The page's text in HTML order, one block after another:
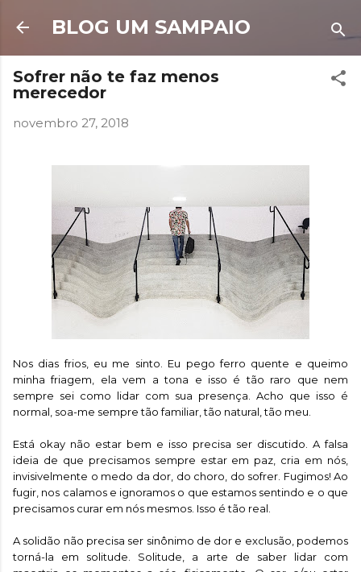
Pular para o conteúdo principal
BLOG UM SAMPAIO
Sofrer não te faz menos
merecedor
novembro 27, 2018
Nos dias frios, eu me sinto. Eu pego ferro quente e queimo
minha friagem, ela vem a tona e isso é tão raro que nem
sempre sei como lidar com sua presença. Acho que isso é
normal, soa-me sempre tão familiar, tão natural, tão meu.
Está okay não estar bem e isso precisa ser discutido. A falsa
ideia de que precisamos sempre estar em paz, cria em nós,
invisivelmente o medo da dor, do choro, do sofrer. Fugimos! Ao
fugir, nos calamos e ignoramos o que estamos sentindo e o que
precisamos curar em nós mesmos. Isso é tão real.
A solidão não precisa ser sinônimo de dor e exclusão, podemos
torná-la em solitude. Solitude, a arte de saber lidar com